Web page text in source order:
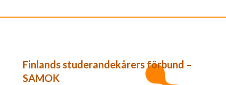
Finlands studerandekårers förbund –
SAMOK